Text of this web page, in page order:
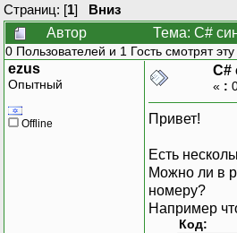
Страниц: [1] Вниз
Автор
Тема: C#
0 Пользователей и 1 Гость смотрят эту
ezus
Опытный
Offline
C#
« :
Привет!
Есть
Можно ли в
номеру?
Например
Код: